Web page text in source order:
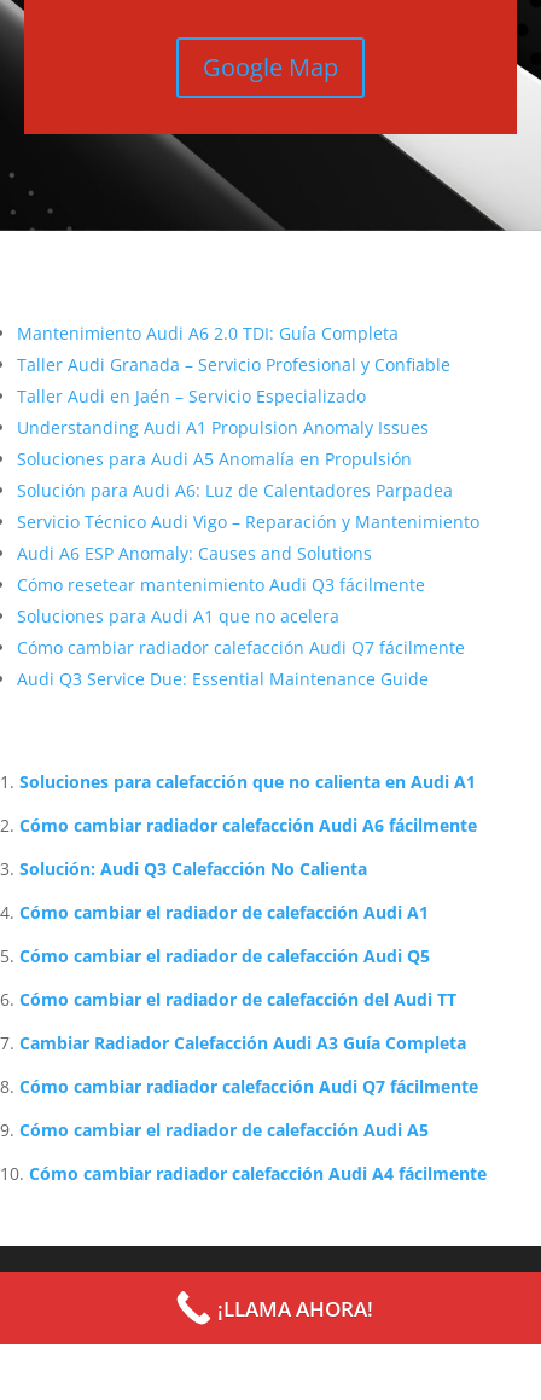
Google Map
Mantenimiento Audi A6 2.0 TDI: Guía Completa
Taller Audi Granada – Servicio Profesional y Confiable
Taller Audi en Jaén – Servicio Especializado
Understanding Audi A1 Propulsion Anomaly Issues
Soluciones para Audi A5 Anomalía en Propulsión
Solución para Audi A6: Luz de Calentadores Parpadea
Servicio Técnico Audi Vigo – Reparación y Mantenimiento
Audi A6 ESP Anomaly: Causes and Solutions
Cómo resetear mantenimiento Audi Q3 fácilmente
Soluciones para Audi A1 que no acelera
Cómo cambiar radiador calefacción Audi Q7 fácilmente
Audi Q3 Service Due: Essential Maintenance Guide
Soluciones para calefacción que no calienta en Audi A1
Cómo cambiar radiador calefacción Audi A6 fácilmente
Solución: Audi Q3 Calefacción No Calienta
Cómo cambiar el radiador de calefacción Audi A1
Cómo cambiar el radiador de calefacción Audi Q5
Cómo cambiar el radiador de calefacción del Audi TT
Cambiar Radiador Calefacción Audi A3 Guía Completa
Cómo cambiar radiador calefacción Audi Q7 fácilmente
Cómo cambiar el radiador de calefacción Audi A5
Cómo cambiar radiador calefacción Audi A4 fácilmente
Archives Categories
¡LLAMA AHORA!